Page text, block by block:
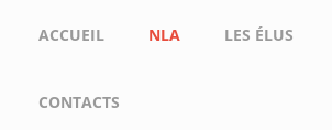
ACCUEIL NLA LES ÉLUS
CONTACTS